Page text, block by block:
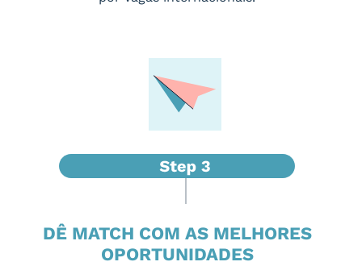
DÊ MATCH COM AS MELHORES
OPORTUNIDADES